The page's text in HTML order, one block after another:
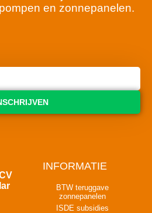
en zonnepanelen.
INFORMATIE
BTW teruggave
zonnepanelen
ISDE subsidies